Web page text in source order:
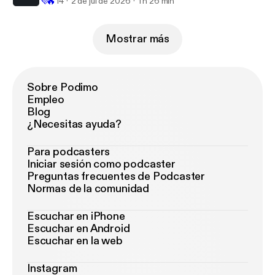
Mostrar más
Sobre Podimo
Empleo
Blog
¿Necesitas ayuda?
Para podcasters
Iniciar sesión como podcaster
Preguntas frecuentes de Podcaster
Normas de la comunidad
Escuchar en iPhone
Escuchar en Android
Escuchar en la web
Instagram